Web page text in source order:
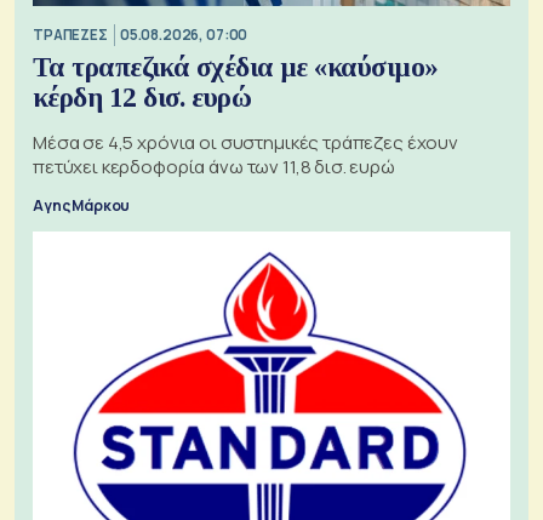
ΤΡΑΠΕΖΕΣ 05.08.2026, 07:00
Τα τραπεζικά σχέδια με «καύσιμο»
κέρδη 12 δισ. ευρώ
Μέσα σε 4,5 χρόνια οι συστημικές τράπεζες έχουν
πετύχει κερδοφορία άνω των 11,8 δισ. ευρώ
Αγης Μάρκου